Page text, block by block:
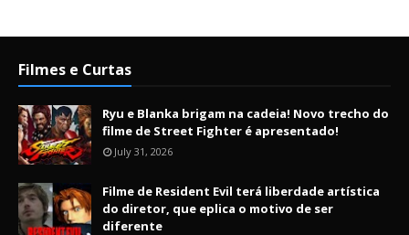
Filmes e Curtas
Ryu e Blanka brigam na cadeia! Novo trecho do
filme de Street Fighter é apresentado!
July 31, 2026
Filme de Resident Evil terá liberdade artística
do diretor, que eplica o motivo de ser
diferente